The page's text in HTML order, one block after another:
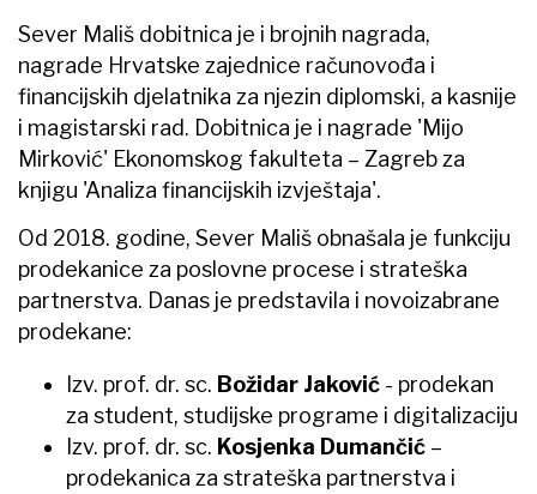
Sever Mališ dobitnica je i brojnih nagrada,
nagrade Hrvatske zajednice računovođa i
financijskih djelatnika za njezin diplomski, a kasnije
i magistarski rad. Dobitnica je i nagrade 'Mijo
Mirković' Ekonomskog fakulteta – Zagreb za
knjigu 'Analiza financijskih izvještaja'.
Od 2018. godine, Sever Mališ obnašala je funkciju
prodekanice za poslovne procese i strateška
partnerstva. Danas je predstavila i novoizabrane
prodekane:
Izv. prof. dr. sc. Božidar Jaković - prodekan
za student, studijske programe i digitalizaciju
Izv. prof. dr. sc. Kosjenka Dumančić –
prodekanica za strateška partnerstva i